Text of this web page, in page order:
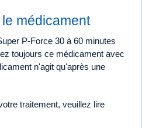
médicament
P-Force 30 à 60 minutes
toujours ce médicament avec
n'agit qu'après une
traitement, veuillez lire